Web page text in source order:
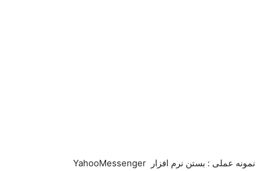
نمونه عملی : بستن نرم افزار YahooMessenger